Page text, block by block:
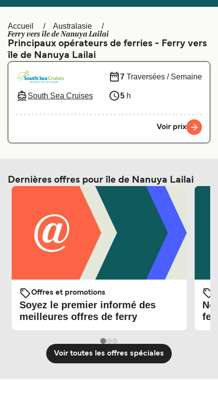
Deutschland Schweiz (DE)
Norge Україна
Indonesia المغرب
Accueil Australasie
Ferry vers île de Nanuya Lailai
Principaux opérateurs de ferries - Ferry vers
île de Nanuya Lailai
South Sea Cruises
7 Traversées / Semaine
5 h
Voir prix
Dernières offres pour île de Nanuya Lailai
Offres et promotions
Soyez le premier informé des
meilleures offres de ferry
Voir toutes les offres spéciales